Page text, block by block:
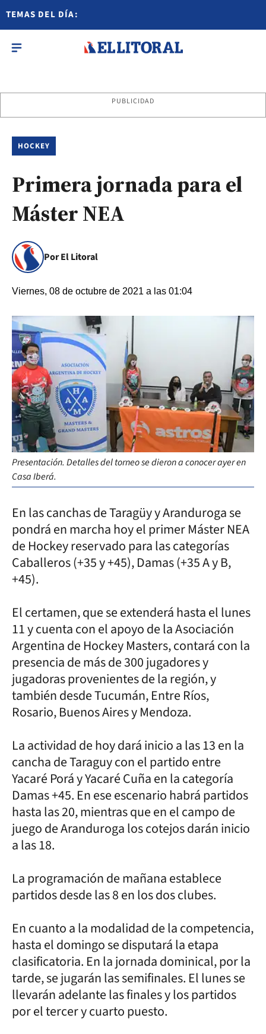
TEMAS DEL DÍA:
PUBLICIDAD
HOCKEY
Primera jornada para el
Máster NEA
Por El Litoral
Viernes, 08 de octubre de 2021 a las 01:04
Presentación. Detalles del torneo se dieron a conocer ayer en
Casa Iberá.
En las canchas de Taragüy y Aranduroga se
pondrá en marcha hoy el primer Máster NEA
de Hockey reservado para las categorías
Caballeros (+35 y +45), Damas (+35 A y B,
+45).
El certamen, que se extenderá hasta el lunes
11 y cuenta con el apoyo de la Asociación
Argentina de Hockey Masters, contará con la
presencia de más de 300 jugadores y
jugadoras provenientes de la región, y
también desde Tucumán, Entre Ríos,
Rosario, Buenos Aires y Mendoza.
La actividad de hoy dará inicio a las 13 en la
cancha de Taraguy con el partido entre
Yacaré Porá y Yacaré Cuña en la categoría
Damas +45. En ese escenario habrá partidos
hasta las 20, mientras que en el campo de
juego de Aranduroga los cotejos darán inicio
a las 18.
La programación de mañana establece
partidos desde las 8 en los dos clubes.
En cuanto a la modalidad de la competencia,
hasta el domingo se disputará la etapa
clasificatoria. En la jornada dominical, por la
tarde, se jugarán las semifinales. El lunes se
llevarán adelante las finales y los partidos
por el tercer y cuarto puesto.